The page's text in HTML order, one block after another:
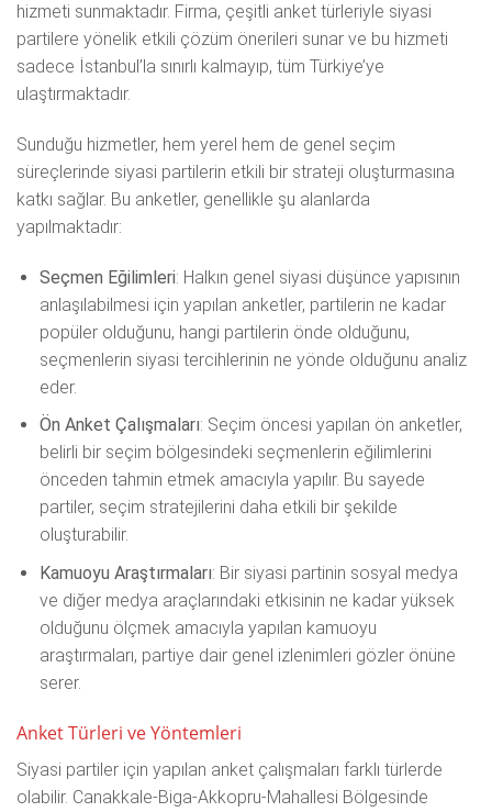
hizmeti sunmaktadır. Firma, çeşitli anket türleriyle siyasi
partilere yönelik etkili çözüm önerileri sunar ve bu hizmeti
sadece İstanbul’la sınırlı kalmayıp, tüm Türkiye’ye
ulaştırmaktadır.
Sunduğu hizmetler, hem yerel hem de genel seçim
süreçlerinde siyasi partilerin etkili bir strateji oluşturmasına
katkı sağlar. Bu anketler, genellikle şu alanlarda
yapılmaktadır:
Seçmen Eğilimleri: Halkın genel siyasi düşünce yapısının
anlaşılabilmesi için yapılan anketler, partilerin ne kadar
popüler olduğunu, hangi partilerin önde olduğunu,
seçmenlerin siyasi tercihlerinin ne yönde olduğunu analiz
eder.
Ön Anket Çalışmaları: Seçim öncesi yapılan ön anketler,
belirli bir seçim bölgesindeki seçmenlerin eğilimlerini
önceden tahmin etmek amacıyla yapılır. Bu sayede
partiler, seçim stratejilerini daha etkili bir şekilde
oluşturabilir.
Kamuoyu Araştırmaları: Bir siyasi partinin sosyal medya
ve diğer medya araçlarındaki etkisinin ne kadar yüksek
olduğunu ölçmek amacıyla yapılan kamuoyu
araştırmaları, partiye dair genel izlenimleri gözler önüne
serer.
Anket Türleri ve Yöntemleri
Siyasi partiler için yapılan anket çalışmaları farklı türlerde
olabilir. Canakkale-Biga-Akkopru-Mahallesi Bölgesinde